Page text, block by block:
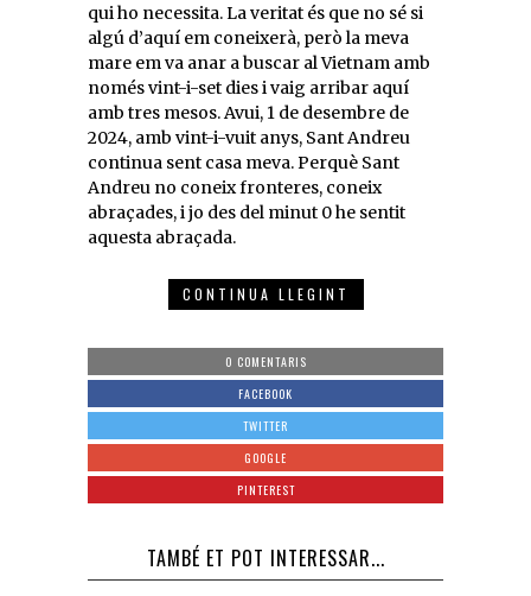
qui ho necessita. La veritat és que no sé si
algú d’aquí em coneixerà, però la meva
mare em va anar a buscar al Vietnam amb
només vint-i-set dies i vaig arribar aquí
amb tres mesos. Avui, 1 de desembre de
2024, amb vint-i-vuit anys, Sant Andreu
continua sent casa meva. Perquè Sant
Andreu no coneix fronteres, coneix
abraçades, i jo des del minut 0 he sentit
aquesta abraçada.
CONTINUA LLEGINT
0 COMENTARIS
FACEBOOK
TWITTER
GOOGLE
PINTEREST
TAMBÉ ET POT INTERESSAR...